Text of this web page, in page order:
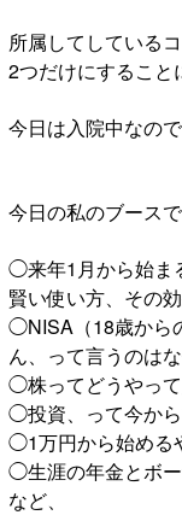
所属してしている
2つだけにすること
今日は入院中なの
今日の私のブースで
◯来年1月から始ま
賢い使い方、その
◯NISA（18歳から
ん、って言うのは
◯株ってどうやっ
◯投資、って今か
◯1万円から始める
◯生涯の年金とボ
など、